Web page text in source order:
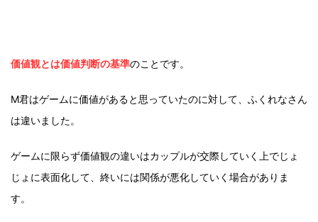
価値観とは価値判断の基準のことです。
M君はゲームに価値があると思っていたのに対して、ふくれなさん
は違いました。
ゲームに限らず価値観の違いはカップルが交際していく上でじょ
じょに表面化して、終いには関係が悪化していく場合がありま
す。